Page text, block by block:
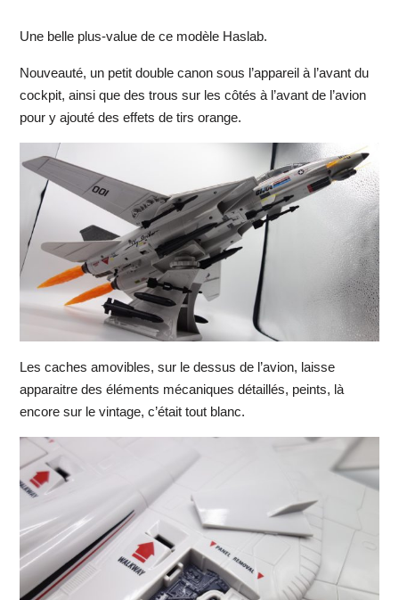
Une belle plus-value de ce modèle Haslab.
Nouveauté, un petit double canon sous l’appareil à l’avant du
cockpit, ainsi que des trous sur les côtés à l’avant de l’avion
pour y ajouté des effets de tirs orange.
Les caches amovibles, sur le dessus de l’avion, laisse
apparaitre des éléments mécaniques détaillés, peints, là
encore sur le vintage, c’était tout blanc.